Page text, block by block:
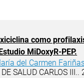
como
MiDoxyR-PEP.
del Carmen
SALUD CARLOS III..